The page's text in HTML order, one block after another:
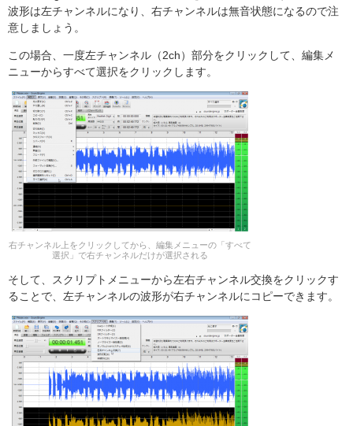
波形は左チャンネルになり、右チャンネルは無音状態になるので注
意しましょう。
この場合、一度左チャンネル（2ch）部分をクリックして、編集メ
ニューからすべて選択をクリックします。
右チャンネル上をクリックしてから、編集メニューの「すべて
選択」で右チャンネルだけが選択される
そして、スクリプトメニューから左右チャンネル交換をクリックす
ることで、左チャンネルの波形が右チャンネルにコピーできます。